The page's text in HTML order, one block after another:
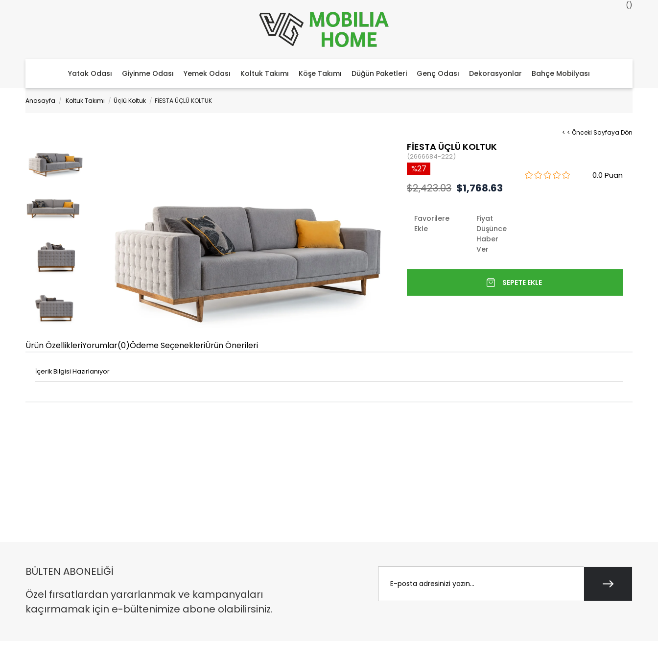
Yatak Odası Giyinme Odası Yemek Odası Koltuk Takımı Köşe Takımı Düğün Paketleri Genç Odası Dekorasyonlar Bahçe Mobilyası
Anasayfa Koltuk Takımı Üçlü Koltuk FİESTA ÜÇLÜ KOLTUK
< < Önceki Sayfaya Dön
FİESTA ÜÇLÜ KOLTUK
(2666684-222)
0.0
27
$2,423.03 $1,768.63
Favorilere
Ekle
Fiyat
Düşünce
Haber
Ver
Ürün ÖzellikleriYorumlar(0)Ödeme SeçenekleriÜrün Önerileri
İçerik Bilgisi Hazırlanıyor
BÜLTEN ABONELİĞİ
Özel fırsatlardan yararlanmak ve kampanyaları
kaçırmamak için e-bültenimize abone olabilirsiniz.